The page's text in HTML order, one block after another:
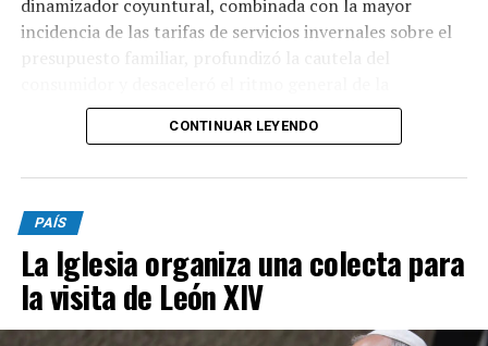
dinamizador coyuntural, combinada con la mayor
incidencia de las tarifas de servicios invernales sobre el
presupuesto familiar, profundizó la cautela del
actividad.
estado del negocio, el 48,1% de los comerciantes
consultados sostuvo que su nivel de actividad se
mantuvo estable con relación al mismo período del año
anterior, cifra que evidenció un descenso de dos puntos
porcentuales en comparación con el relevamiento del
mes de junio. Esta retracción en la lectura neutral se
tradujo de forma directa en un incremento de las
CONTINUAR LEYENDO
PAÍS
La Iglesia organiza una colecta para
la visita de León XIV